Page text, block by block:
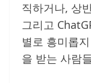
직하거나, 상
그리고
별로 흥미롭
을 받는 사람